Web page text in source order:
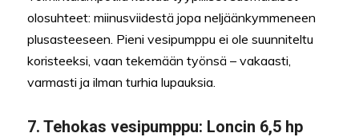
olosuhteet: miinusviidestä jopa neljäänkymmeneen
plusasteeseen. Pieni vesipumppu ei ole suunniteltu
koristeeksi, vaan tekemään työnsä – vakaasti,
varmasti ja ilman turhia lupauksia.
7. Tehokas vesipumppu: Loncin 6,5 hp